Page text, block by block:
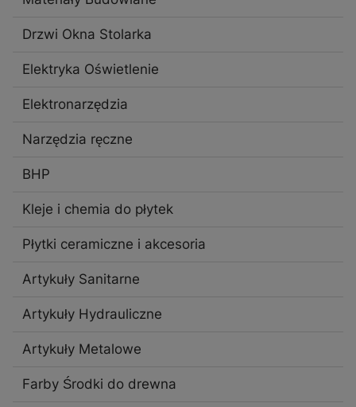
Drzwi Okna Stolarka
Elektryka Oświetlenie
Elektronarzędzia
Narzędzia ręczne
BHP
Kleje i chemia do płytek
Płytki ceramiczne i akcesoria
Artykuły Sanitarne
Artykuły Hydrauliczne
Artykuły Metalowe
Farby Środki do drewna